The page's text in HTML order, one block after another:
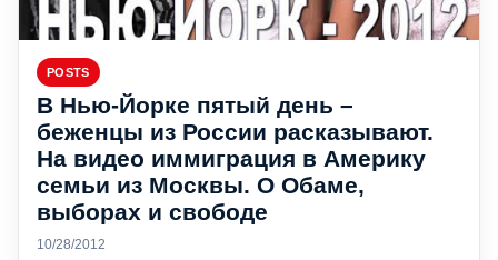
POSTS
В Нью-Йорке пятый день –
беженцы из России расказывают.
На видео иммиграция в Америку
семьи из Москвы. О Обаме,
выборах и свободе
10/28/2012